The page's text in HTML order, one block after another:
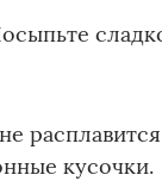
кусочки.